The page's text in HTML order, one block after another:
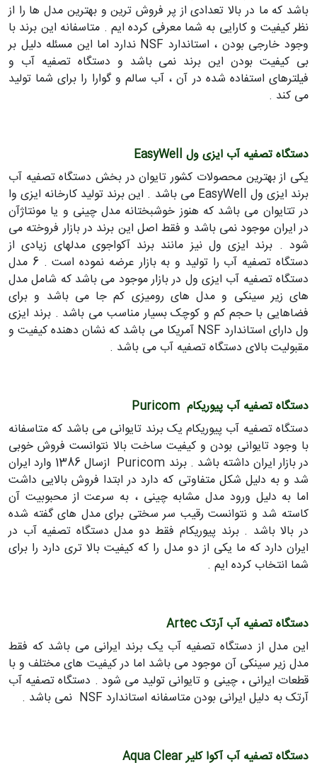
باشد که ما در بالا تعدادی از پر فروش ترین و بهترین مدل ها را از
نظر کیفیت و کارایی به شما معرفی کرده ایم . متاسفانه این برند با
وجود خارجی بودن ، استاندارد NSF ندارد اما این مسئله دلیل بر
بی کیفیت بودن این برند نمی باشد و دستگاه تصفیه آب و
فیلترهای استفاده شده در آن ، آب سالم و گوارا را برای شما تولید
می کند .
دستگاه تصفیه آب ایزی ول EasyWell
یکی از بهترین محصولات کشور تایوان در بخش دستگاه تصفیه آب
برند ایزی ول EasyWell می باشد . این برند تولید کارخانه ایزی وا
در تتایوان می باشد که هنوز خوشبختانه مدل چینی و یا مونتاژآن
در ایران موجود نمی باشد و فقط اصل این برند در بازار فروخته می
شود . برند ایزی ول نیز مانند برند آکواجوی مدلهای زیادی از
دستگاه تصفیه آب را تولید و به بازار عرضه نموده است . 6 مدل
دستگاه تصفیه آب ایزی ول در بازار موجود می باشد که شامل مدل
های زیر سینکی و مدل های رومیزی کم جا می باشد و برای
فضاهایی با حجم کم و کوچک بسیار مناسب می باشد . برند ایزی
ول دارای استاندارد NSF آمریکا می باشد که نشان دهنده کیفیت و
مقبولیت بالای دستگاه تصفیه آب می باشد .
دستگاه تصفیه آب پیوریکام Puricom
دستگاه تصفیه آب پیوریکام یک برند تایوانی می باشد که متاسفانه
با وجود تایوانی بودن و کیفیت ساخت بالا نتوانست فروش خوبی
در بازار ایران داشته باشد . برند Puricom ازسال 1386 وارد ایران
شد و به دلیل شکل متفاوتی که دارد در ابتدا فروش بالایی داشت
اما به دلیل ورود مدل مشابه چینی ، به سرعت از محبوبیت آن
کاسته شد و نتوانست رقیب سر سختی برای مدل های گفته شده
در بالا باشد . برند پیوریکام فقط دو مدل دستگاه تصفیه آب در
ایران دارد که ما یکی از دو مدل را که کیفیت بالا تری دارد را برای
شما انتخاب کرده ایم .
دستگاه تصفیه آب آرتک Artec
این مدل از دستگاه تصفیه آب یک برند ایرانی می باشد که فقط
مدل زیر سینکی آن موجود می باشد اما در کیفیت های مختلف و با
قطعات ایرانی ، چینی و تایوانی تولید می شود . دستگاه تصفیه آب
آرتک به دلیل ایرانی بودن متاسفانه استاندارد NSF نمی باشد .
دستگاه تصفیه آب آکوا کلیر Aqua Clear